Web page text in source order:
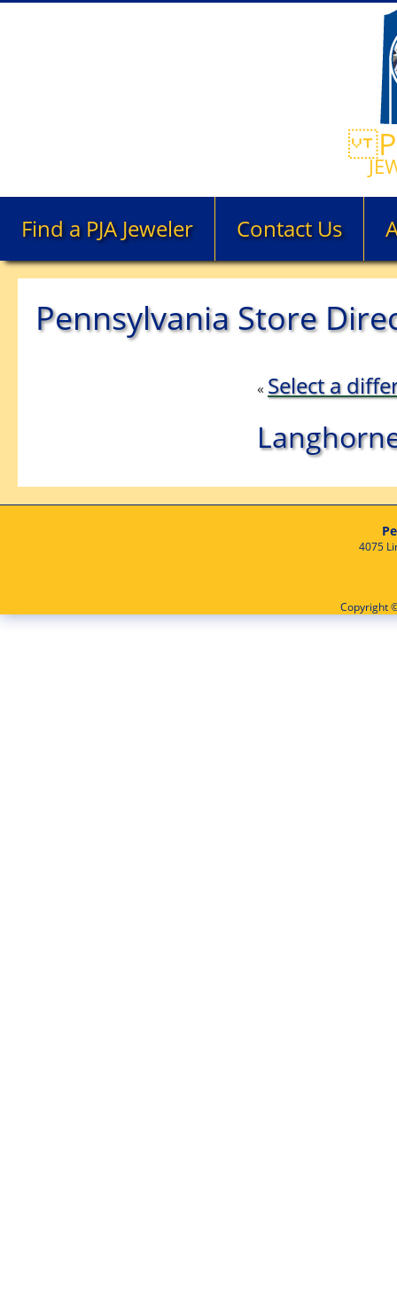
Find a PJA Jeweler Contact Us
Pennsylvania Store
« Select a
4075
Copyright